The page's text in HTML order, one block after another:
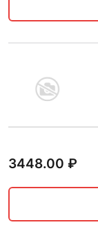
3448.00 ₽